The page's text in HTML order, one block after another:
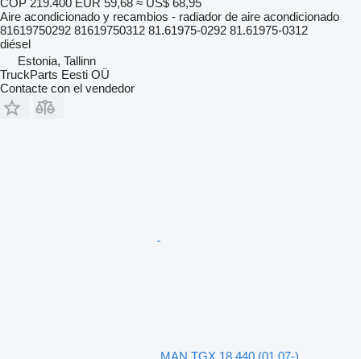
COP 219.400 EUR 59,68 ≈ US$ 68,95
Aire acondicionado y recambios - radiador de aire acondicionado
81619750292 81619750312 81.61975-0292 81.61975-0312
diésel
Estonia, Tallinn
TruckParts Eesti OÜ
Contacte con el vendedor
MAN TGX 18.440 (01.07-)